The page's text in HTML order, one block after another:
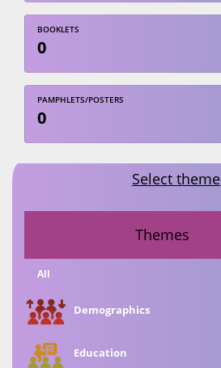
BOOKLETS
0
PAMPHLETS/POSTERS
0
Select theme
Themes
All
Demographics
Education